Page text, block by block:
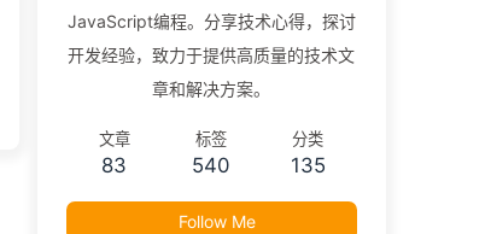
JavaScript编程。分享技术心得，探讨
开发经验，致力于提供高质量的技术文
章和解决方案。
文章
83
标签
540
分类
135
Follow Me